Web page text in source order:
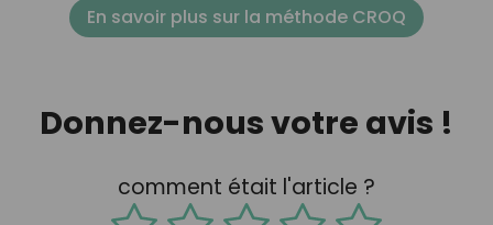
En savoir plus sur la méthode CROQ
Donnez-nous votre avis !
comment était l'article ?